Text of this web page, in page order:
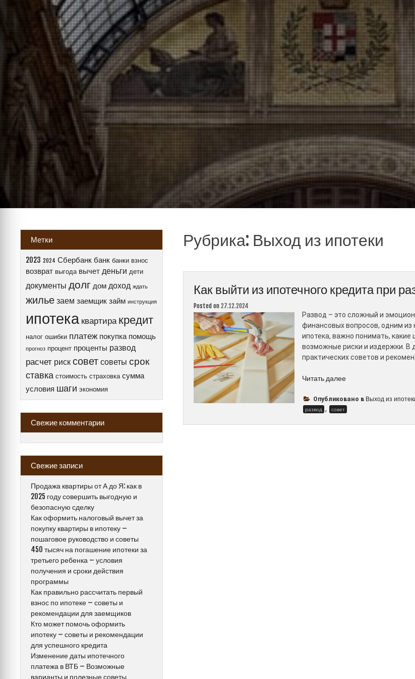
Рубрика: Выход из ипотеки
Как выйти из ипотечного кредита при
Posted on 27.12.2024
Развод – это сложный и
финансовых вопросов, одним из
ипотека, важно понимать,
возможные риски и издержки. В
практических советов и
Читать далее“Как
из
Опубликовано в Выход из
развод , совет
Метки
2023 2024 Сбербанк банк банки взнос
возврат выгода вычет деньги дети
документы долг дом доход ждать
жилье заем заемщик займ инструкция
ипотека квартира кредит
налог ошибки платеж покупка помощь
прогноз процент проценты развод
расчет риск совет советы срок
ставка стоимость страховка сумма
условия шаги экономия
Свежие комментарии
Свежие записи
Продажа квартиры от А до Я: как в
2025 году совершить выгодную и
безопасную сделку
Как оформить налоговый вычет за
покупку квартиры в ипотеку –
пошаговое руководство и советы
450 тысяч на погашение ипотеки за
третьего ребенка – условия
получения и сроки действия
программы
Как правильно рассчитать первый
взнос по ипотеке – советы и
рекомендации для заемщиков
Кто может помочь оформить
ипотеку – советы и рекомендации
для успешного кредита
Изменение даты ипотечного
платежа в ВТБ – Возможные
варианты и полезные советы